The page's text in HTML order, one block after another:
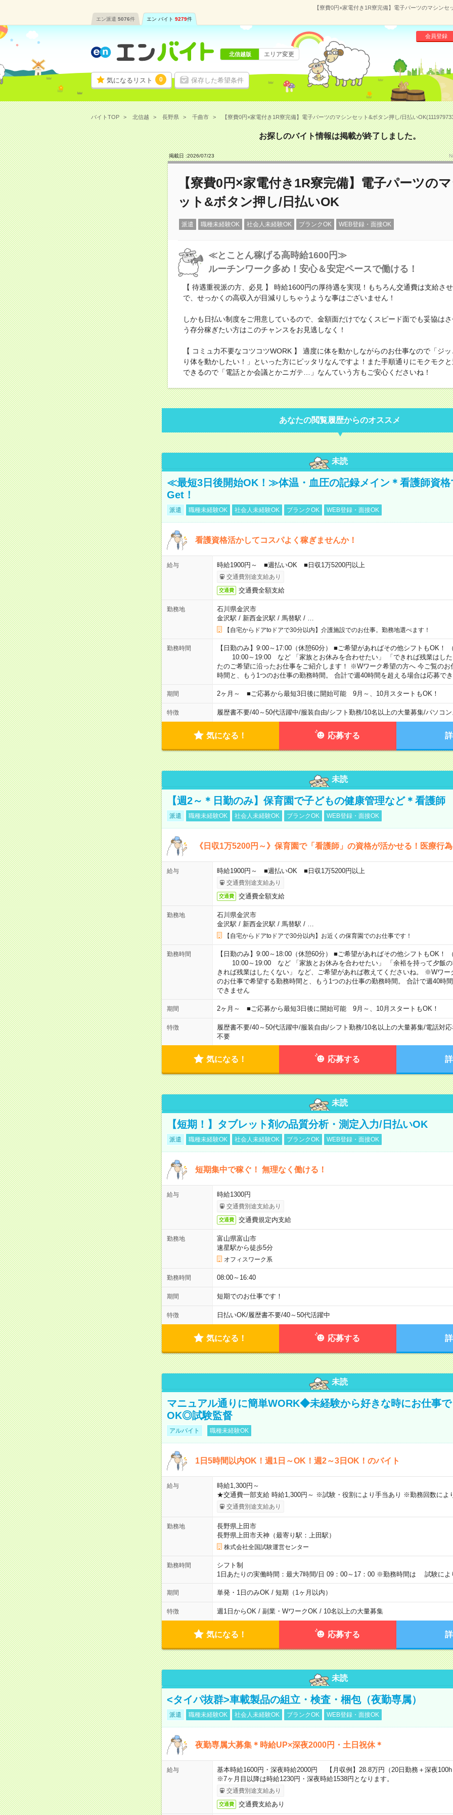
【寮費0円×家電付き1R寮完備】電子パーツのマシン
エン派遣 5076件 エン バイト 9279件
気になるリスト 0 保存した希望条件
会員登録
北信越版 エリア変更
バイトTOP 北信越 長野県 千曲市 【寮費0円×家電付き1R寮完備】電子パーツのマシンセット&ボタン押し/日払い
お探しのバイト情報は掲載が終了しました。
掲載日 :2026/07/23
【寮費0円×家電付き1R寮完備】電子パーツの
ット&ボタン押し/日払いOK
派遣 職種未経験OK 社会人未経験OK ブランクOK WEB登録・面接OK
≪とことん稼げる高時給1600円≫
ルーチンワーク多め！安心＆安定ペースで働ける！
【 待遇重視派の方、必見 】 時給1600円の厚待遇を実現！もちろん交通費は支給さ
で、せっかくの高収入が目減りしちゃうような事はございません！
しかも日払い制度をご用意しているので、金額面だけでなくスピード面でも妥協は
う存分稼ぎたい方はこのチャンスをお見逃しなく！
【 コミュ力不要なコツコツWORK 】 適度に体を動かしながらのお仕事なので「ジ
り体を動かしたい！」といった方にピッタリなんですよ！また手順通りにモクモク
できるので「電話とか会議とかニガテ…」なんていう方もご安心くださいね！
あなたの閲覧履歴からのオススメ
未読
≪最短3日後開始OK！≫体温・血圧の記録メイン＊看護師資格
Get！
派遣 職種未経験OK 社会人未経験OK ブランクOK WEB登録・面接OK
看護資格活かしてコスパよく稼ぎませんか！
給与 時給1900円～ ■週払いOK ■日収1万5200円以上
交通費別途支給あり
交通費 交通費全額支給
勤務地
石川県金沢市
金沢駅 / 新西金沢駅 / 馬替駅 /
【自宅からドアtoドアで30分以内】介護施設でのお仕事。勤務地選べます！
勤務時間
【日勤のみ】9:00～17:00（休憩60分） ■ご希望があればその他シフトもOK！
10:00～19:00 など 「家族とお休みを合わせたい」 「できれば残業はした
たのご希望に沿ったお仕事をご紹介します！ ※Wワーク希望の方へ 今ご覧のお
時間と、もう1つのお仕事の勤務時間。 合計で週40時間を超える場合は応募で
期間 2ヶ月～ ■ご応募から最短3日後に開始可能 9月～、10月スタートもOK！
特徴 履歴書不要/40～50代活躍中/服装自由/シフト勤務/10名以上の大量募集/パソコ
気になる！ 応募する
未読
【週2～＊日勤のみ】保育園で子どもの健康管理など＊看護師
派遣 職種未経験OK 社会人未経験OK ブランクOK WEB登録・面接OK
《日収1万5200円～》保育園で「看護師」の資格が活かせる！医療行
給与 時給1900円～ ■週払いOK ■日収1万5200円以上
交通費別途支給あり
交通費 交通費全額支給
勤務地
石川県金沢市
金沢駅 / 新西金沢駅 / 馬替駅 /
【自宅からドアtoドアで30分以内】お近くの保育園でのお仕事です！
勤務時間
【日勤のみ】9:00～18:00（休憩60分） ■ご希望があればその他シフトもOK！
10:00～19:00 など 「家族とお休みを合わせたい」 「余裕を持って夕飯の
きれば残業はしたくない」 など、ご希望があれば教えてくださいね。 ※Wワー
のお仕事で希望する勤務時間と、もう1つのお仕事の勤務時間。 合計で週40時
できません
期間 2ヶ月～ ■ご応募から最短3日後に開始可能 9月～、10月スタートもOK！
特徴 履歴書不要/40～50代活躍中/服装自由/シフト勤務/10名以上の大量募集/電話対
不要
気になる！ 応募する
未読
【短期！】タブレット剤の品質分析・測定入力/日払いOK
派遣 職種未経験OK 社会人未経験OK ブランクOK WEB登録・面接OK
短期集中で稼ぐ！ 無理なく働ける！
給与 時給1300円
交通費別途支給あり
交通費 交通費規定内支給
勤務地
富山県富山市
速星駅から徒歩5分
オフィスワーク系
勤務時間 08:00～16:40
期間 短期でのお仕事です！
特徴 日払いOK/履歴書不要/40～50代活躍中
気になる！ 応募する
未読
マニュアル通りに簡単WORK◆未経験から好きな時にお仕事
OK◎試験監督
アルバイト 職種未経験OK
1日5時間以内OK！週1日～OK！週2～3日OK！のバイト
給与
時給1,300円～
★交通費一部支給 時給1,300円～ ※試験・役割により手当あり ※勤務回数によ
交通費別途支給あり
勤務地
長野県上田市
長野県上田市天神（最寄り駅：上田駅）
株式会社全国試験運営センター
勤務時間
シフト制
1日あたりの実働時間：最大7時間/日 09：00～17：00 ※勤務時間は 試験によ
期間 単発・1日のみOK / 短期（1ヶ月以内）
特徴 週1日からOK / 副業・WワークOK / 10名以上の大量募集
気になる！ 応募する
未読
<タイパ抜群>車載製品の組立・検査・梱包（夜勤専属）
派遣 職種未経験OK 社会人未経験OK ブランクOK WEB登録・面接OK
夜勤専属大募集＊時給UP×深夜2000円・土日祝休＊
給与
基本時給1600円・深夜時給2000円 【月収例】28.8万円（20日勤務＋深夜
※7ヶ月目以降は時給1230円・深夜時給1538円となります。
交通費別途支給あり
交通費 交通費支給あり